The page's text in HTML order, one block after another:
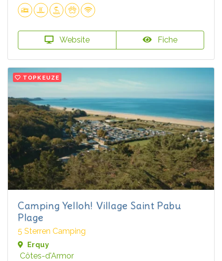
Website Fiche
TOPKEUZE
Camping Yelloh! Village Saint Pabu
Plage
5 Sterren Camping
Erquy
Côtes-d'Armor